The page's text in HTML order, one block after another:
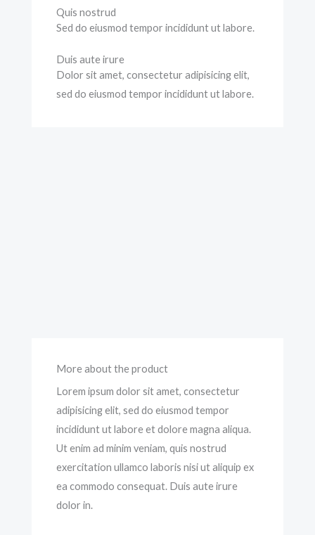
Quis nostrud
Sed do eiusmod tempor incididunt ut labore.
Duis aute irure
Dolor sit amet, consectetur adipisicing elit,
sed do eiusmod tempor incididunt ut labore.
More about the product
Lorem ipsum dolor sit amet, consectetur
adipisicing elit, sed do eiusmod tempor
incididunt ut labore et dolore magna aliqua.
Ut enim ad minim veniam, quis nostrud
exercitation ullamco laboris nisi ut aliquip ex
ea commodo consequat. Duis aute irure
dolor in.